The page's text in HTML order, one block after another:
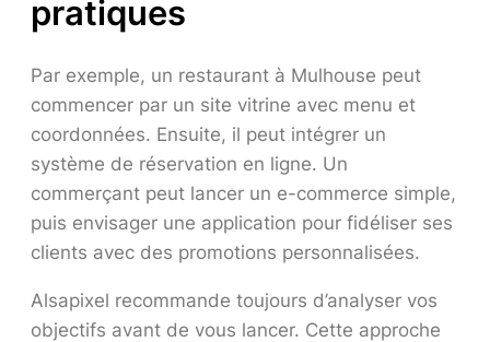
pratiques
Par exemple, un restaurant à Mulhouse peut
commencer par un site vitrine avec menu et
coordonnées. Ensuite, il peut intégrer un
système de réservation en ligne. Un
commerçant peut lancer un e-commerce simple,
puis envisager une application pour fidéliser ses
clients avec des promotions personnalisées.
Alsapixel recommande toujours d’analyser vos
objectifs avant de vous lancer. Cette approche